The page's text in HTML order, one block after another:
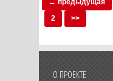
2
>>
О ПРОЕКТЕ